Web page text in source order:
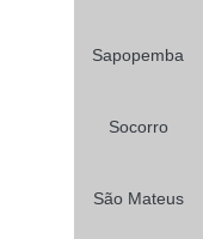
Sapopemba
Socorro
São Mateus